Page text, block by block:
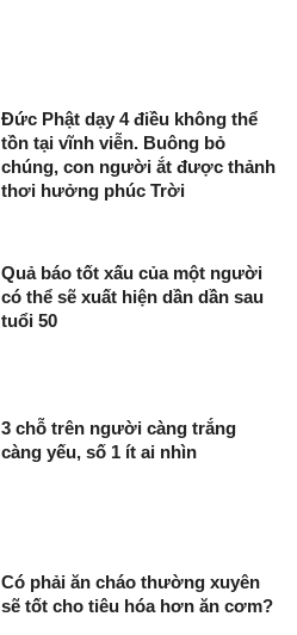
Đức Phật dạy 4 điều không thể
tồn tại vĩnh viễn. Buông bỏ
chúng, con người ắt được thảnh
thơi hưởng phúc Trời
Quả báo tốt xấu của một người
có thể sẽ xuất hiện dần dần sau
tuổi 50
3 chỗ trên người càng trắng
càng yếu, số 1 ít ai nhìn
Có phải ăn cháo thường xuyên
sẽ tốt cho tiêu hóa hơn ăn cơm?